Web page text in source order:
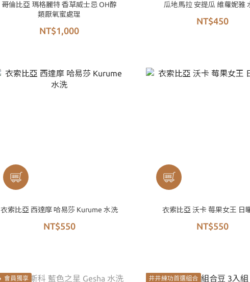
哥倫比亞 瑪格麗特 香草威士忌 OH醇
類厭氧蜜處理
NT$1,000
瓜地馬拉 安提瓜 維蘿妮雅
NT$450
衣索比亞 西達摩 哈易莎 Kurume 水洗
NT$550
衣索比亞 沃卡 莓果女王 日
NT$550
會員獨享 井井練功首選組合